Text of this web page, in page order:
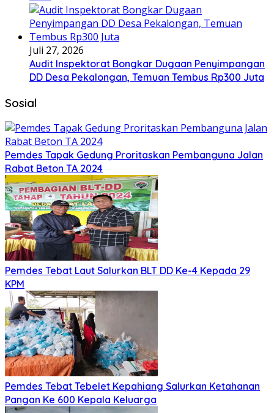
Juli 27, 2026
Audit Inspektorat Bongkar Dugaan Penyimpangan
DD Desa Pekalongan, Temuan Tembus Rp300 Juta
Sosial
Pemdes Tapak Gedung Proritaskan Pembanguna Jalan
Rabat Beton TA 2024
Pemdes Tebat Laut Salurkan BLT DD Ke-4 Kepada 29
KPM
Pemdes Tebat Tebelet Kepahiang Salurkan Ketahanan
Pangan Ke 600 Kepala Keluarga